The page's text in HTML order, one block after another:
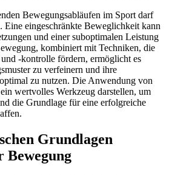
Bewegungsabläufen im Sport darf
Eine eingeschränkte Beweglichkeit kann
und einer suboptimalen Leistung
kombiniert mit Techniken, die
-kontrolle fördern, ermöglicht es
zu verfeinern und ihre
zu nutzen. Die Anwendung von
wertvolles Werkzeug darstellen, um
die Grundlage für eine erfolgreiche
Grundlagen